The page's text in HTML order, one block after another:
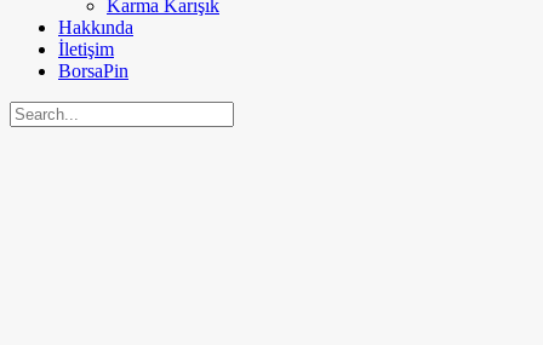
Karma Karışık
Hakkında
İletişim
BorsaPin